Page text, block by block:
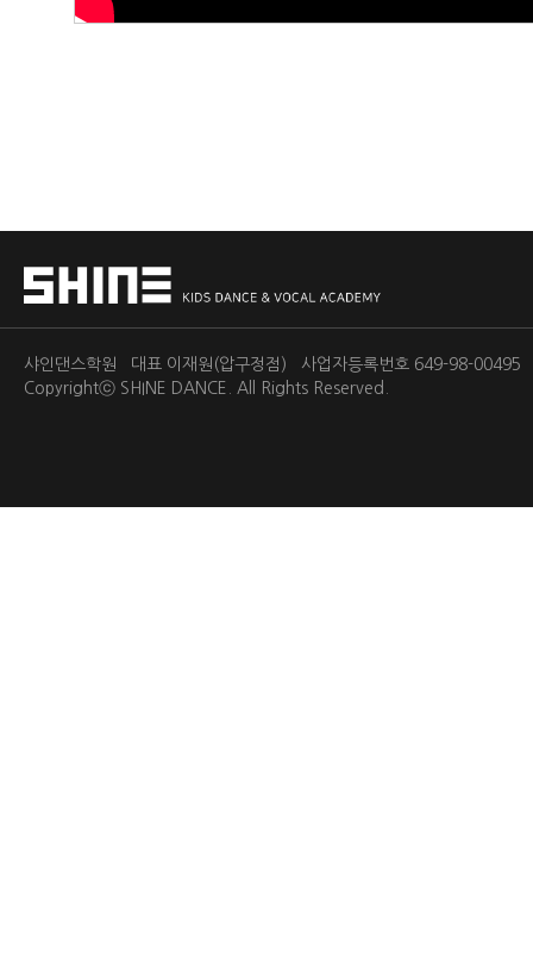
샤인댄스학원 대표 이재원(압구정점) 사업자등록번호 649-98-
Copyrightⓒ SHINE DANCE. All Rights Reserved.